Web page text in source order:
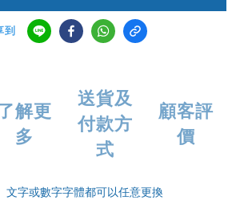
到
解更
多
送貨及
付款方
式
顧客評
價
文字或數字字體都可以任意更換